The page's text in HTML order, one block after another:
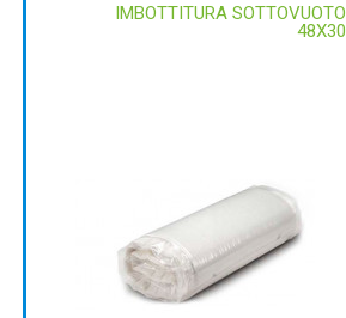
IMBOTTITURA SOTTOVUOTO
48X30